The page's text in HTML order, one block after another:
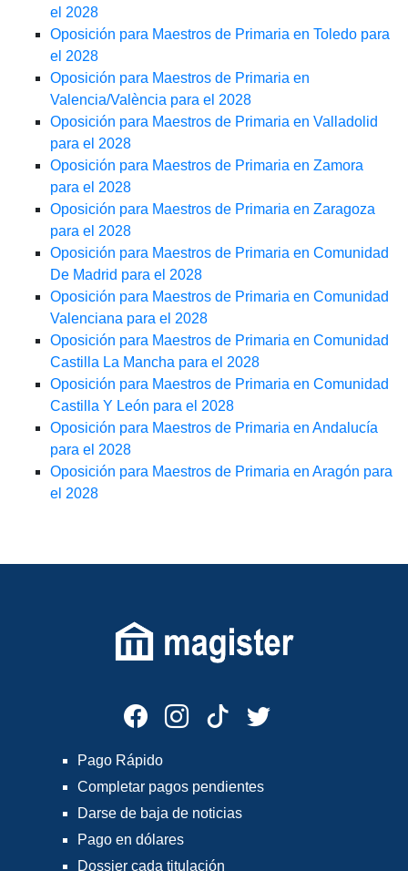
el 2028
Oposición para Maestros de Primaria en Toledo para
el 2028
Oposición para Maestros de Primaria en
Valencia/València para el 2028
Oposición para Maestros de Primaria en Valladolid
para el 2028
Oposición para Maestros de Primaria en Zamora
para el 2028
Oposición para Maestros de Primaria en Zaragoza
para el 2028
Oposición para Maestros de Primaria en Comunidad
De Madrid para el 2028
Oposición para Maestros de Primaria en Comunidad
Valenciana para el 2028
Oposición para Maestros de Primaria en Comunidad
Castilla La Mancha para el 2028
Oposición para Maestros de Primaria en Comunidad
Castilla Y León para el 2028
Oposición para Maestros de Primaria en Andalucía
para el 2028
Oposición para Maestros de Primaria en Aragón para
el 2028
Pago Rápido
Completar pagos pendientes
Darse de baja de noticias
Pago en dólares
Dossier cada titulación